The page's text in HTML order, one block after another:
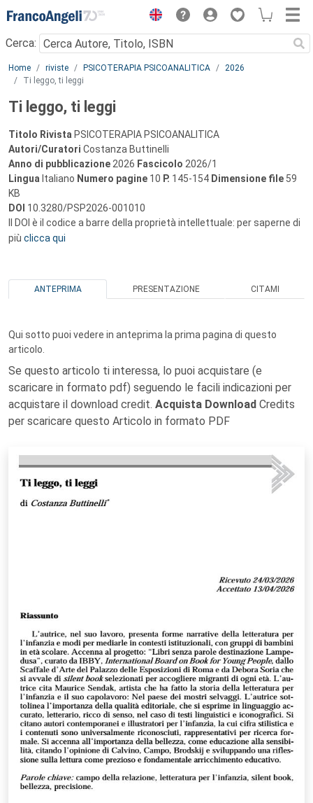
Menu
Cerca:
Main content
Home riviste PSICOTERAPIA PSICOANALITICA
2026
Ti leggo, ti leggi
Ti leggo, ti leggi
Titolo Rivista PSICOTERAPIA PSICOANALITICA
Autori/Curatori Costanza Buttinelli
Anno di pubblicazione 2026 Fascicolo 2026/1
Lingua Italiano Numero pagine 10 P. 145-154 Dimensione file 59
KB
DOI 10.3280/PSP2026-001010
Il DOI è il codice a barre della proprietà intellettuale: per saperne di
più clicca qui
ANTEPRIMA PRESENTAZIONE CITAMI
Qui sotto puoi vedere in anteprima la prima pagina di questo
articolo.
Se questo articolo ti interessa, lo puoi acquistare (e
scaricare in formato pdf) seguendo le facili indicazioni per
acquistare il download credit. Acquista Download Credits
per scaricare questo Articolo in formato PDF